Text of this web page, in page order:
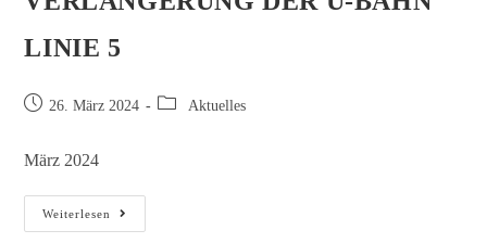
LINIE 5
26. März 2024 Aktuelles
März 2024
Weiterlesen